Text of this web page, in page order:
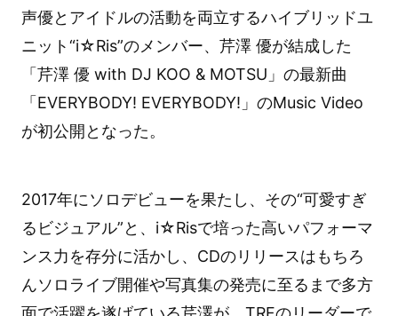
声優とアイドルの活動を両立するハイブリッドユ
ニット“i☆Ris”のメンバー、芹澤 優が結成した
「芹澤 優 with DJ KOO & MOTSU」の最新曲
「EVERYBODY! EVERYBODY!」のMusic Video
が初公開となった。
2017年にソロデビューを果たし、その“可愛すぎ
るビジュアル”と、i☆Risで培った高いパフォーマ
ンス力を存分に活かし、CDのリリースはもちろ
んソロライブ開催や写真集の発売に至るまで多方